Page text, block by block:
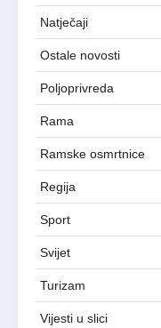
Natječaji
Ostale novosti
Poljoprivreda
Rama
Ramske osmrtnice
Regija
Sport
Svijet
Turizam
Vijesti u slici